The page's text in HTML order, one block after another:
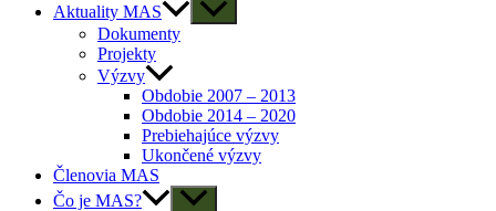
Aktuality MAS
Dokumenty
Projekty
Výzvy
Obdobie 2007 – 2013
Obdobie 2014 – 2020
Prebiehajúce výzvy
Ukončené výzvy
Členovia MAS
Čo je MAS?